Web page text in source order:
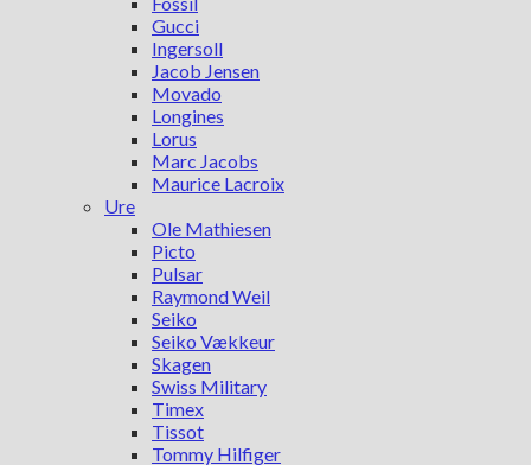
Gucci
Ingersoll
Jacob Jensen
Movado
Longines
Lorus
Marc Jacobs
Maurice Lacroix
Ure
Ole Mathiesen
Picto
Pulsar
Raymond Weil
Seiko
Seiko Vækkeur
Skagen
Swiss Military
Timex
Tissot
Tommy Hilfiger